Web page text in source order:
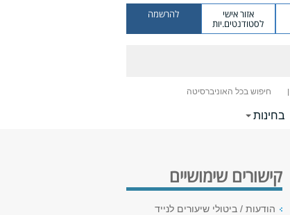
אזור אישי
לסטודנטים.יות
להרשמה
חיפוש בכל האוניברסיטה
בחינות
קישורים שימושיים
הודעות / ביטולי שיעורים לנייד